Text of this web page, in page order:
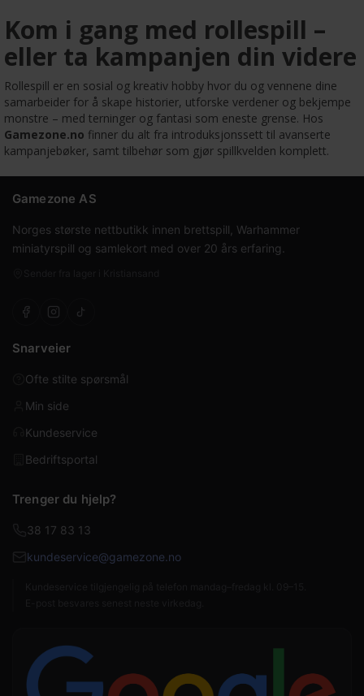
Kom i gang med rollespill –
eller ta kampanjen din videre
Rollespill er en sosial og kreativ hobby hvor du og vennene dine
samarbeider for å skape historier, utforske verdener og bekjempe
monstre – med terninger og fantasi som eneste grense. Hos
Gamezone.no finner du alt fra introduksjonssett til avanserte
kampanjebøker, samt tilbehør som gjør spillkvelden komplett.
Gamezone AS
Norges største nettbutikk innen brettspill, Warhammer
miniatyrspill og samlekort med over 20 års erfaring.
Snarveier
Ofte stilte spørsmål
Min side
Kundeservice
Bedriftsportal
Trenger du hjelp?
38 17 83 13
kundeservice@gamezone.no